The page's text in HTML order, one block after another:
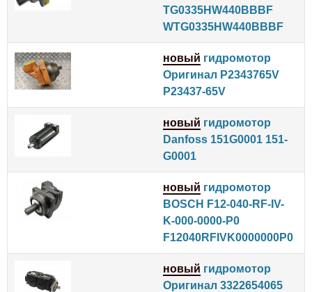
TG0335HW440BBBF
WTG0335HW440BBBF
новый гидромотор
Оригинал P2343765V
P23437-65V
новый гидромотор
Danfoss 151G0001 151-
G0001
новый гидромотор
BOSCH F12-040-RF-IV-
K-000-0000-P0
F12040RFIVK0000000P0
новый гидромотор
Оригинал 3322654065